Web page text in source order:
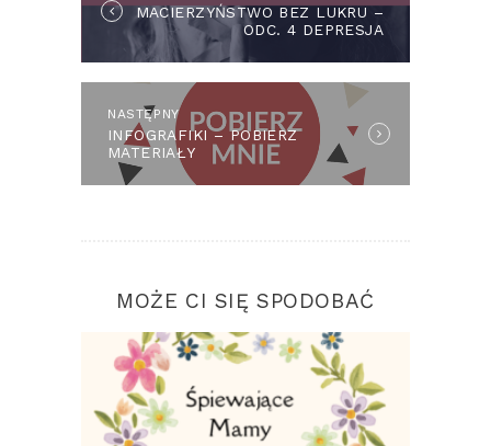
MACIERZYŃSTWO BEZ LUKRU –
ODC. 4 DEPRESJA
NASTĘPNYNext
post:
INFOGRAFIKI – POBIERZ
MATERIAŁY
MOŻE CI SIĘ SPODOBAĆ